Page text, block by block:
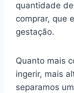
quantidade
comprar, que
gestação.
Quanto mais
ingerir, mais
separamos